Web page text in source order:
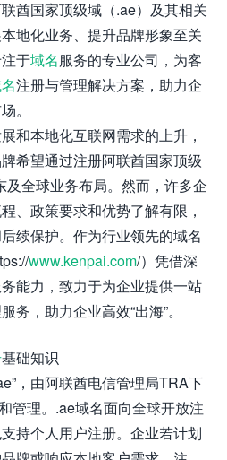
酋国家顶级域（.ae）及其相关
地化业务、提升品牌形象至关
于域名服务的专业公司，为客
注册与管理解决方案，助力企
。
和本地化互联网需求的上升，
希望通过注册阿联酋国家顶级
全球业务布局。然而，许多企
、政策要求和优势了解有限，
续保护。作为行业领先的域名
www.kenpai.com/）凭借深
能力，致力于为企业提供一站
务，助力企业高效“出海”。
基础知识
，由阿联酋电信管理局TRA下
管理。.ae域名面向全球开放注
持个人用户注册。企业若计划